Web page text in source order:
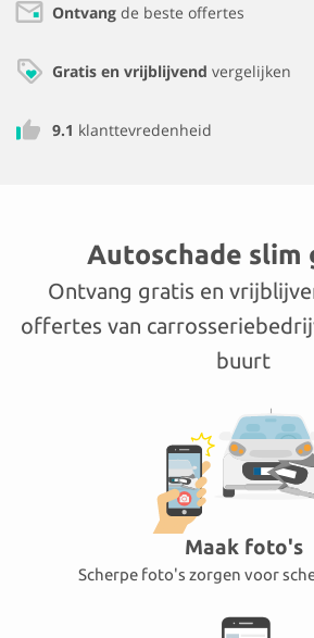
Ontvang de beste offertes
Gratis en vrijblijvend vergelijken
9.1 klanttevredenheid
Autoschade slim
Ontvang gratis en
offertes van
buurt
Maak foto's
Scherpe foto's zorgen voor